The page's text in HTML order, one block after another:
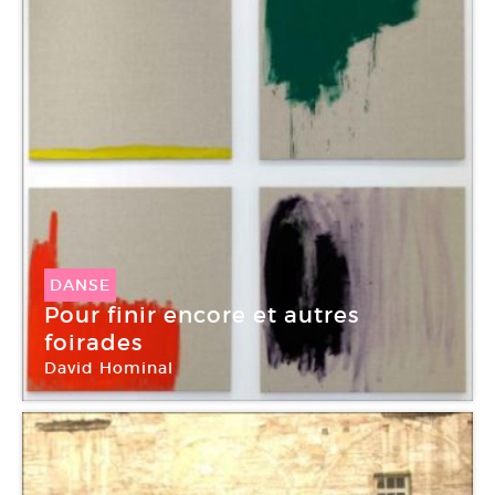
DANSE
Pour finir encore et autres
foirades
David Hominal